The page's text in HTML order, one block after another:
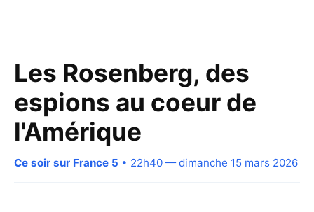
Les Rosenberg, des
espions au coeur de
l'Amérique
Ce soir sur France 5 • 22h40 — dimanche 15 mars 2026